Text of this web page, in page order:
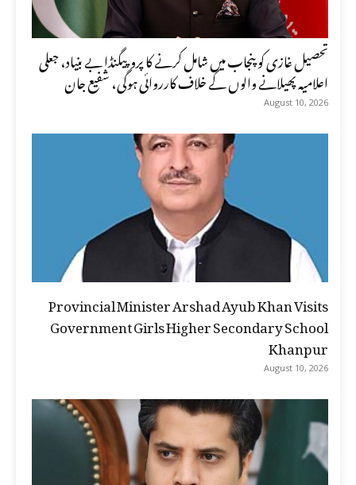
تحصیل غازی کو پنجاب میں شامل کرنے کا پروپیگنڈا بے بنیاد، جعلی
اعلامیہ پھیلانے والوں کے خلاف کارروائی ہوگی، شفیع جان
August 10, 2026
Provincial Minister Arshad Ayub Khan Visits
Government Girls Higher Secondary School
Khanpur
August 10, 2026